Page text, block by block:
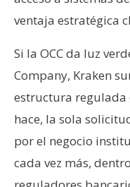
ventaja estratégica
Si la OCC da luz
Company, Kraken
estructura regulada
hace, la sola
por el negocio
cada vez más,